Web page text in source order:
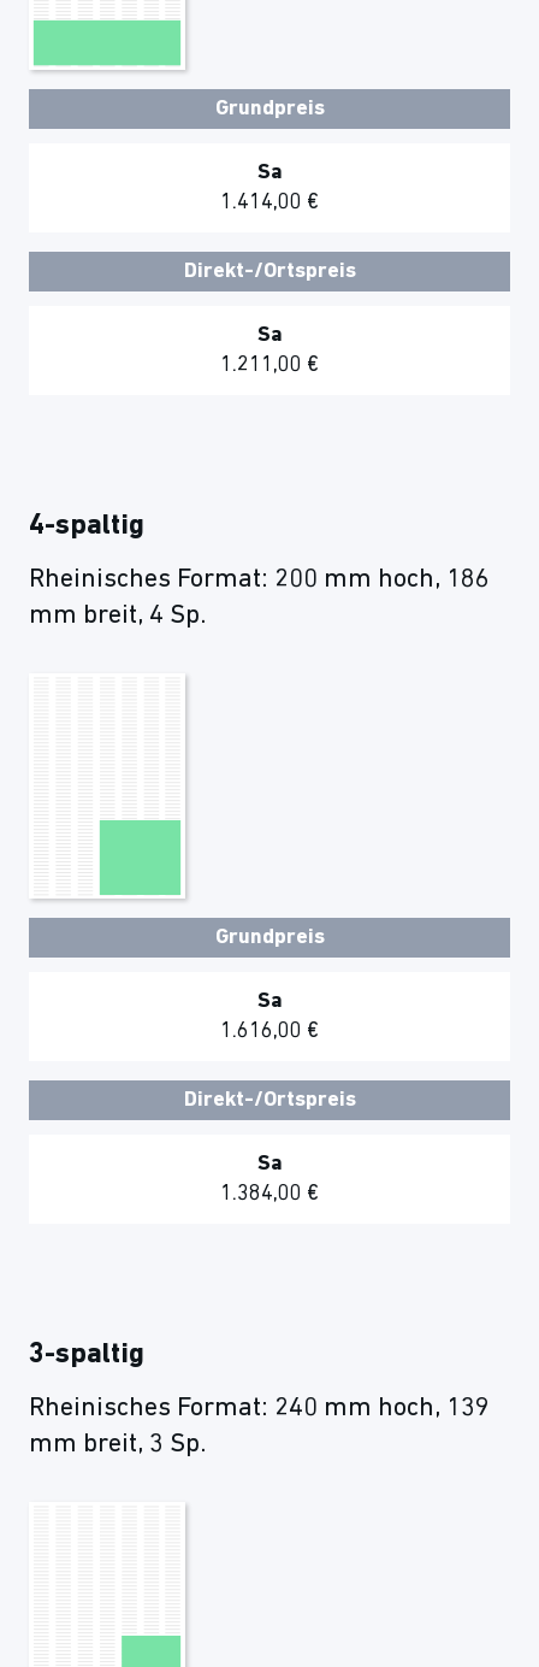
Grundpreis
Sa
1.414,00 €
Direkt-/Ortspreis
Sa
1.211,00 €
4-spaltig
Rheinisches Format: 200 mm hoch, 186
mm breit, 4 Sp.
Grundpreis
Sa
1.616,00 €
Direkt-/Ortspreis
Sa
1.384,00 €
3-spaltig
Rheinisches Format: 240 mm hoch, 139
mm breit, 3 Sp.